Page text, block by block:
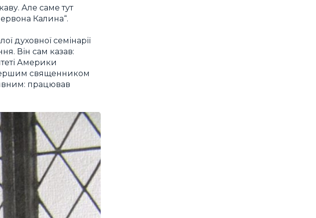
Але саме тут
Калина“.
духовної семінарії
Він сам казав:
Америки
першим священником
працював